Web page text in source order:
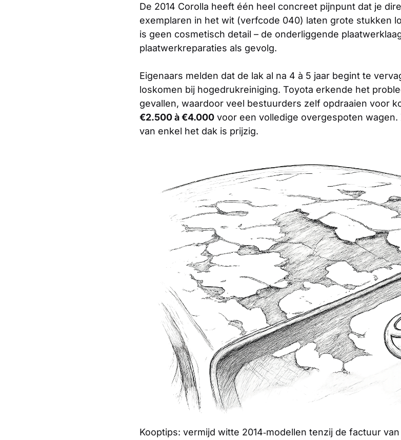
De 2014 Corolla heeft één heel concreet pijnpunt dat je
exemplaren in het wit (verfcode 040) laten grote stukken
is geen cosmetisch detail – de onderliggende
plaatwerkreparaties als gevolg.
Eigenaars melden dat de lak al na 4 à 5 jaar begint te
loskomen bij hogedrukreiniging. Toyota erkende het
gevallen, waardoor veel bestuurders zelf opdraaien voor
€2.500 à €4.000 voor een volledige overgespoten
van enkel het dak is prijzig.
Kooptips: vermijd witte 2014‑modellen tenzij de factuur